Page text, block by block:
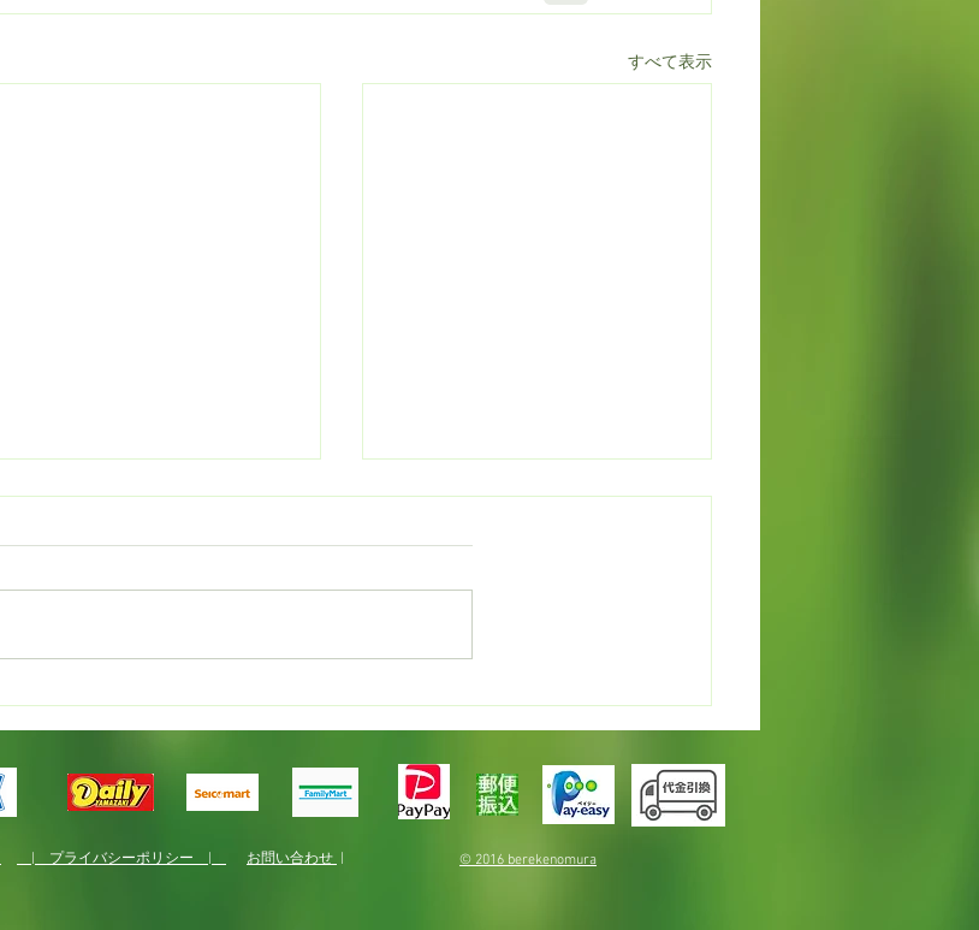
すべて表示
くり
| プライバシーポリシー | © 2016 berekenomura
お問い合わせ